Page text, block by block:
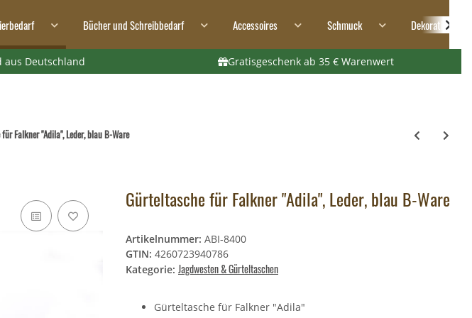
Bücher und Schreibbedarf Accessoires Schmuck Dekoration
aus Deutschland Gratisgeschenk ab 35 € Warenwert
Falkner "Adila", Leder, blau B-Ware
Gürteltasche für Falkner "Adila", Leder, blau B-Ware
Artikelnummer: ABI-8400
GTIN: 4260723940786
Kategorie: Jagdwesten & Gürteltaschen
Gürteltasche für Falkner "Adila"